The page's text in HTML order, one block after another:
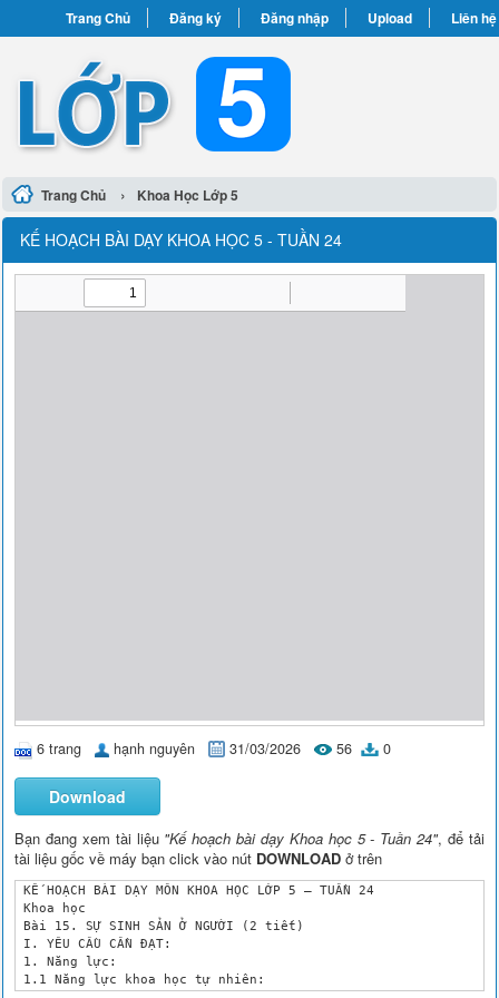
Trang Chủ Đăng ký Đăng nhập Upload Liên hệ
Trang Chủ › Khoa Học Lớp 5
KẾ HOẠCH BÀI DẠY KHOA HỌC 5 - TUẦN 24
6 trang hạnh nguyên 31/03/2026 56 0
Download
Bạn đang xem tài liệu "Kế hoạch bài dạy Khoa học 5 - Tuần 24", để tải
tài liệu gốc về máy bạn click vào nút DOWNLOAD ở trên
KẾ HOẠCH BÀI DẠY MÔN KHOA HỌC LỚP 5 – TUẦN 24
Khoa học
Bài 15. SỰ SINH SẢN Ở NGƯỜI (2 tiết)
I. YÊU CẦU CẦN ĐẠT:
1. Năng lực:
1.1 Năng lực khoa học tự nhiên: